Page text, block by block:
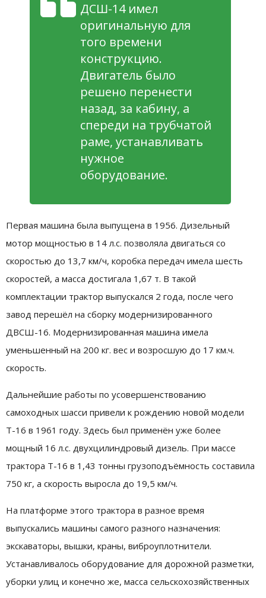
ДСШ-14 имел
оригинальную для
того времени
конструкцию.
Двигатель было
решено перенести
назад, за кабину, а
спереди на трубчатой
раме, устанавливать
нужное
оборудование.
Первая машина была выпущена в 1956. Дизельный
мотор мощностью в 14 л.с. позволяла двигаться со
скоростью до 13,7 км/ч, коробка передач имела шесть
скоростей, а масса достигала 1,67 т. В такой
комплектации трактор выпускался 2 года, после чего
завод перешёл на сборку модернизированного
ДВСШ-16. Модернизированная машина имела
уменьшенный на 200 кг. вес и возросшую до 17 км.ч.
скорость.
Дальнейшие работы по усовершенствованию
самоходных шасси привели к рождению новой модели
Т-16 в 1961 году. Здесь был применён уже более
мощный 16 л.с. двухцилиндровый дизель. При массе
трактора Т-16 в 1,43 тонны грузоподъёмность составила
750 кг, а скорость выросла до 19,5 км/ч.
На платформе этого трактора в разное время
выпускались машины самого разного назначения:
экскаваторы, вышки, краны, виброуплотнители.
Устанавливалось оборудование для дорожной разметки,
уборки улиц и конечно же, масса сельскохозяйственных